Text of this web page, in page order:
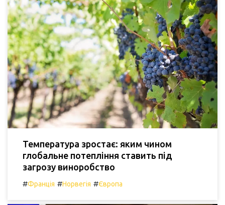
Температура зростає: яким чином
глобальне потепління ставить під
загрозу виноробство
#Франція #Норвегія #Європа